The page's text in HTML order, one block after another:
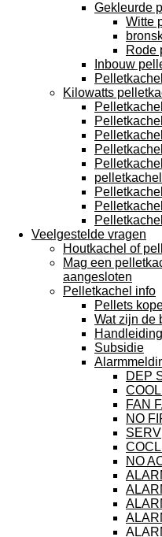
Gekleurde
Witte
Rode
Inbouw
Kilowatts
Veelgestelde vragen
Houtkachel of
Mag een
aangesloten
Pelletkachel info
Pellets
Wat zijn de
Subsidie
DEP
FAN
NO
SERV
NO